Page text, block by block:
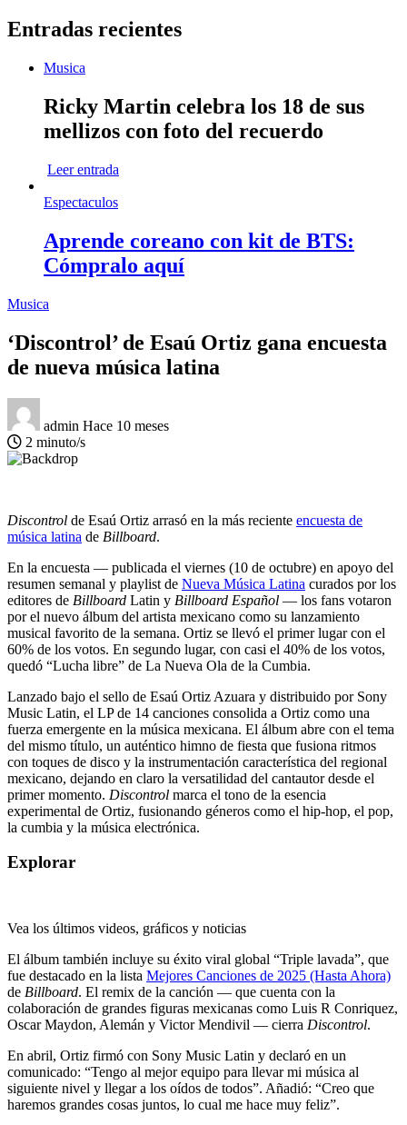
Entradas recientes
Musica
Ricky Martin celebra los 18 de sus
mellizos con foto del recuerdo
Leer entrada
Espectaculos
Aprende coreano con kit de BTS:
Cómpralo aquí
Musica
‘Discontrol’ de Esaú Ortiz gana encuesta
de nueva música latina
admin Hace 10 meses
2 minuto/s
Discontrol de Esaú Ortiz arrasó en la más reciente encuesta de
música latina de Billboard.
En la encuesta — publicada el viernes (10 de octubre) en apoyo del
resumen semanal y playlist de Nueva Música Latina curados por los
editores de Billboard Latin y Billboard Español — los fans votaron
por el nuevo álbum del artista mexicano como su lanzamiento
musical favorito de la semana. Ortiz se llevó el primer lugar con el
60% de los votos. En segundo lugar, con casi el 40% de los votos,
quedó “Lucha libre” de La Nueva Ola de la Cumbia.
Lanzado bajo el sello de Esaú Ortiz Azuara y distribuido por Sony
Music Latin, el LP de 14 canciones consolida a Ortiz como una
fuerza emergente en la música mexicana. El álbum abre con el tema
del mismo título, un auténtico himno de fiesta que fusiona ritmos
con toques de disco y la instrumentación característica del regional
mexicano, dejando en claro la versatilidad del cantautor desde el
primer momento. Discontrol marca el tono de la esencia
experimental de Ortiz, fusionando géneros como el hip-hop, el pop,
la cumbia y la música electrónica.
Explorar
Vea los últimos videos, gráficos y noticias
El álbum también incluye su éxito viral global “Triple lavada”, que
fue destacado en la lista Mejores Canciones de 2025 (Hasta Ahora)
de Billboard. El remix de la canción — que cuenta con la
colaboración de grandes figuras mexicanas como Luis R Conriquez,
Oscar Maydon, Alemán y Victor Mendivil — cierra Discontrol.
En abril, Ortiz firmó con Sony Music Latin y declaró en un
comunicado: “Tengo al mejor equipo para llevar mi música al
siguiente nivel y llegar a los oídos de todos”. Añadió: “Creo que
haremos grandes cosas juntos, lo cual me hace muy feliz”.